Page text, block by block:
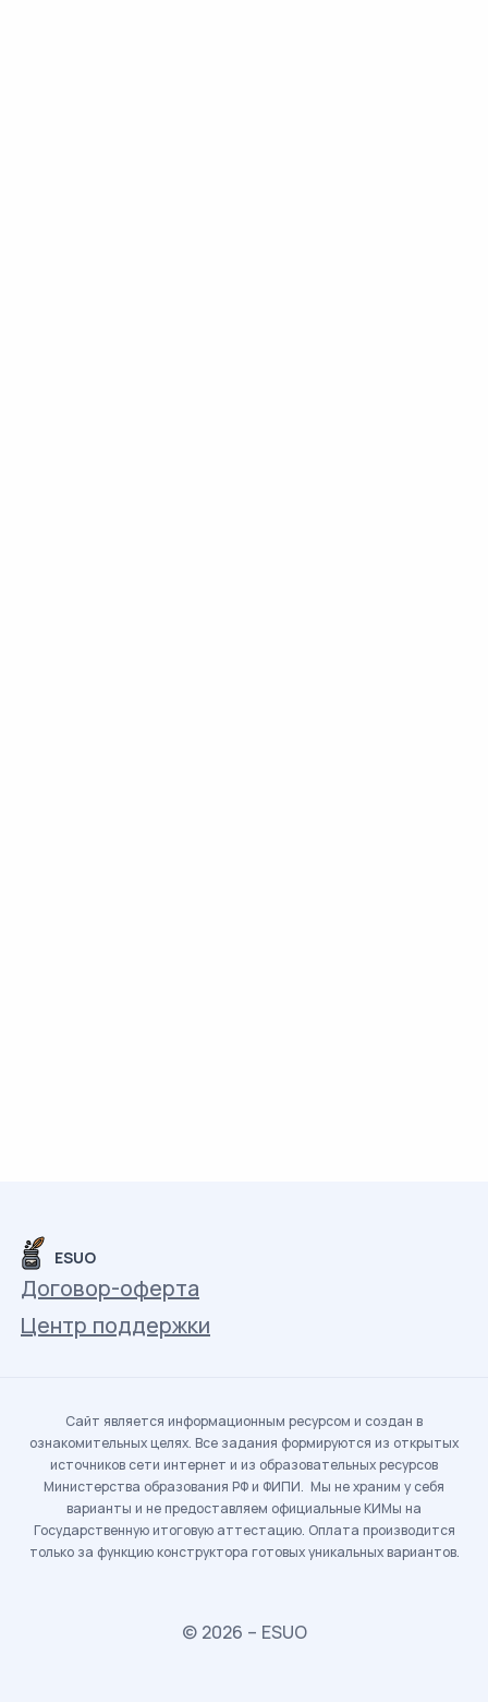
ESUO
Договор-оферта
Центр поддержки
Сайт является информационным ресурсом и создан в
ознакомительных целях. Все задания формируются из открытых
источников сети интернет и из образовательных ресурсов
Министерства образования РФ и ФИПИ. Мы не храним у себя
варианты и не предоставляем официальные КИМы на
Государственную итоговую аттестацию. Оплата производится
только за функцию конструктора готовых уникальных вариантов.
© 2026 – ESUO